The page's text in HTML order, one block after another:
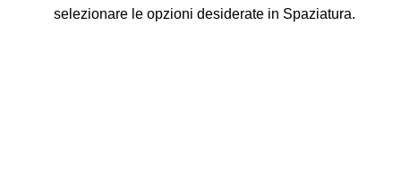
selezionare le opzioni desiderate in Spaziatura.